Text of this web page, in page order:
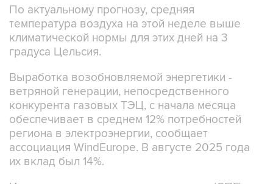
По актуальному прогнозу, средняя
температура воздуха на этой неделе выше
климатической нормы для этих дней на 3
градуса Цельсия.
Выработка возобновляемой энергетики -
ветряной генерации, непосредственного
конкурента газовых ТЭЦ, с начала месяца
обеспечивает в среднем 12% потребностей
региона в электроэнергии, сообщает
ассоциация WindEurope. В августе 2025 года
их вклад был 14%.